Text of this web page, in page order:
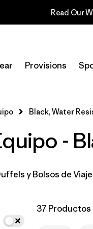
Read Our
Provisions
Selecciona una tienda
Filtrar por
Price
Filtrar por
Color 1
Filtrar por
Features & Processes
Black, Water
-
y Bolsos de Viaje
37 Productos